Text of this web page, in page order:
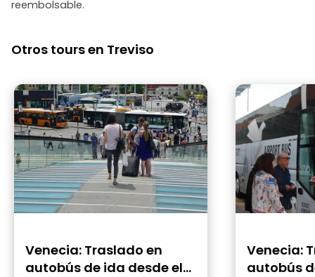
reembolsable.
Otros tours en Treviso
Venecia: Traslado en
autobús de ida desde el
Venecia:
autobús